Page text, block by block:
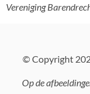
Vereniging
© Copyright
Op de